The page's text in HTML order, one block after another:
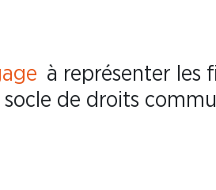
à représenter les
de droits